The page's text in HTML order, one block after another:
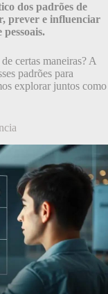
dos padrões de
prever e influenciar
pessoais.
certas maneiras? A
padrões para
explorar juntos como